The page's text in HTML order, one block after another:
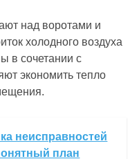
над воротами и
холодного воздуха
в сочетании с
экономить тепло
неисправностей
план